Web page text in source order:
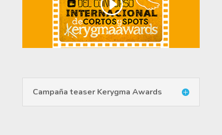
Campaña teaser Kerygma Awards